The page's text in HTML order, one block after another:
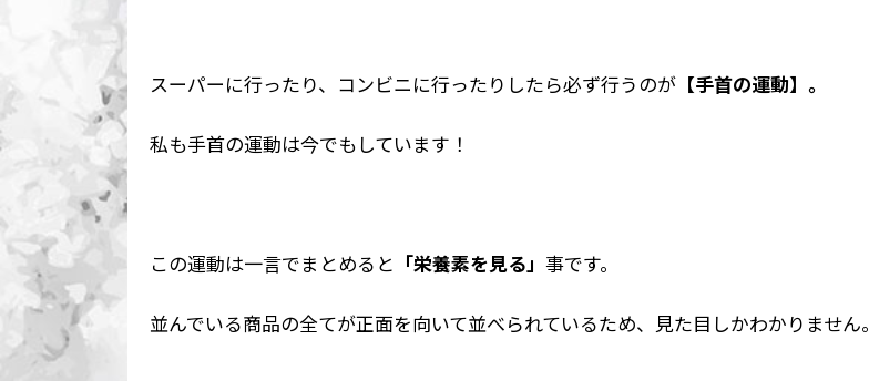
スーパーに行ったり、コンビニに行ったりしたら必ず行うのが 【手首の運動】。
私も手首の運動は今でもしています！
この運動は一言でまとめると 「栄養素を見る」 事です。
並んでいる商品の全てが正面を向いて並べられているため、見た目しかわかりません。